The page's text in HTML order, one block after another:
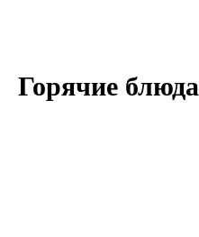
Горячие блюда